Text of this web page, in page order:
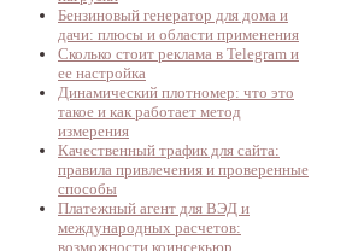
Бензиновый генератор для дома и
дачи: плюсы и области применения
Сколько стоит реклама в Telegram и
ее настройка
Динамический плотномер: что это
такое и как работает метод
измерения
Качественный трафик для сайта:
правила привлечения и проверенные
способы
Платежный агент для ВЭД и
международных расчетов:
возможности коинсекьюр